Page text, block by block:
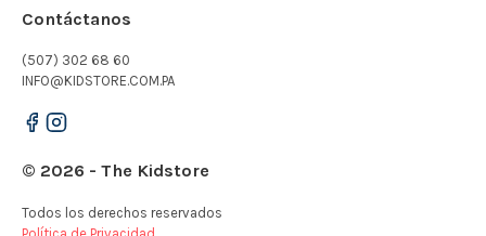
Contáctanos
(507) 302 68 60
INFO@KIDSTORE.COM.PA
© 2026 - The Kidstore
Todos los derechos reservados